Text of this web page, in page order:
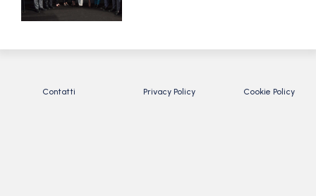
Contatti Privacy Policy Cookie Policy